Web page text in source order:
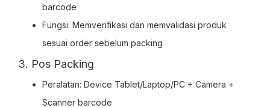
barcode
Fungsi: Memverifikasi dan memvalidasi produk
sesuai order sebelum packing
3. Pos Packing
Peralatan: Device Tablet/Laptop/PC + Camera +
Scanner barcode